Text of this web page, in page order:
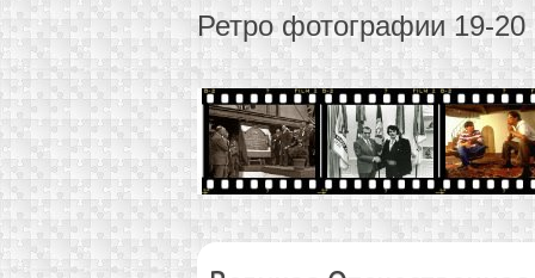
Ретро фотографии 19-20